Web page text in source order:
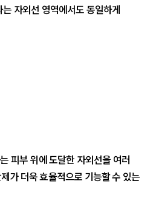
자외선 영역에서도 동일하게
피부 위에 도달한 자외선을 여러
가 더욱 효율적으로 기능할 수 있는